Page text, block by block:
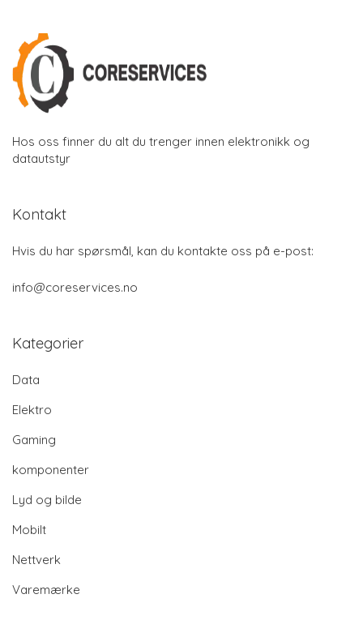
Hos oss finner du alt du trenger innen elektronikk og
datautstyr
Kontakt
Hvis du har spørsmål, kan du kontakte oss på e-post:
info@coreservices.no
Kategorier
Data
Elektro
Gaming
komponenter
Lyd og bilde
Mobilt
Nettverk
Varemærke